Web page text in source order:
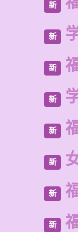
新
新
新
新
新
新
新
新